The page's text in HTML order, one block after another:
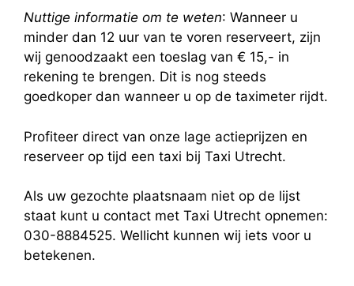
Nuttige informatie om te weten: Wanneer u
minder dan 12 uur van te voren reserveert, zijn
wij genoodzaakt een toeslag van € 15,- in
rekening te brengen. Dit is nog steeds
goedkoper dan wanneer u op de taximeter rijdt.
Profiteer direct van onze lage actieprijzen en
reserveer op tijd een taxi bij Taxi Utrecht.
Als uw gezochte plaatsnaam niet op de lijst
staat kunt u contact met Taxi Utrecht opnemen:
030-8884525. Wellicht kunnen wij iets voor u
betekenen.